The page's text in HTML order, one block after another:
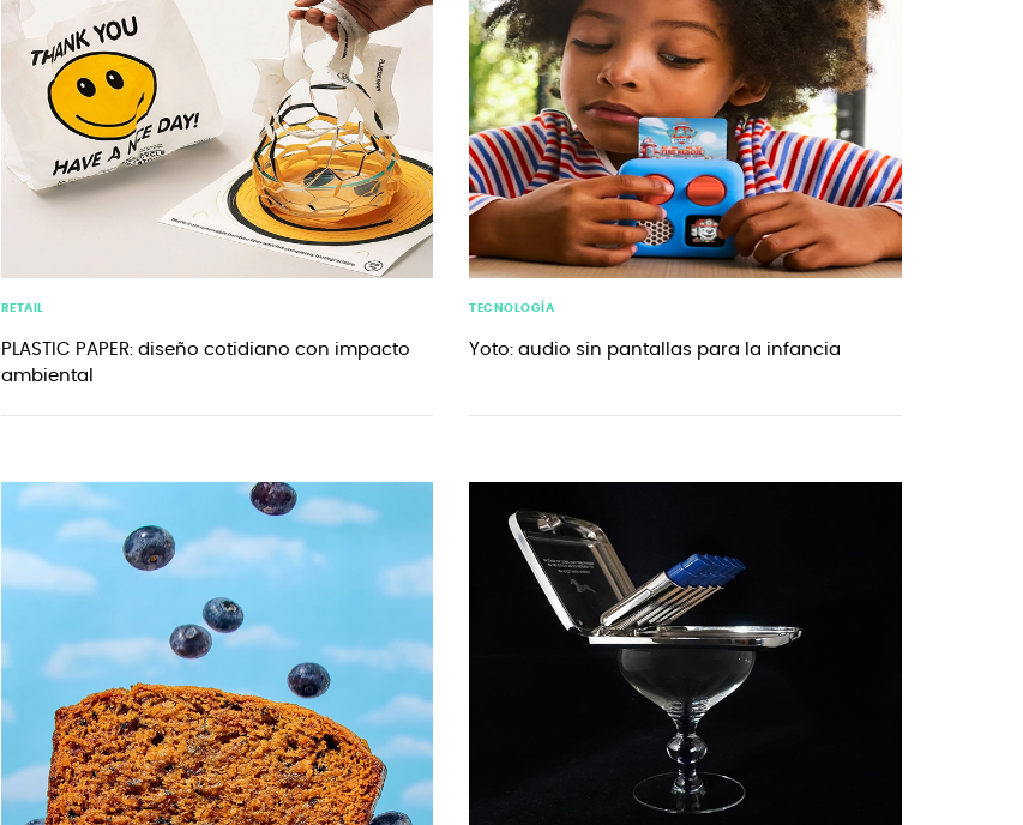
RETAIL
PLASTIC PAPER: diseño cotidiano con impacto
ambiental
TECNOLOGÍA
Yoto: audio sin pantallas para la infancia